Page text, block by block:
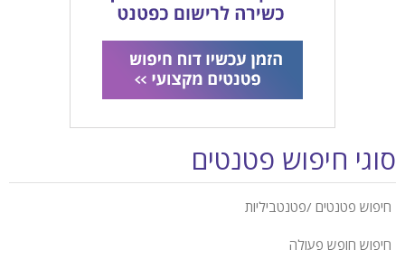
סוגי חיפוש פטנטים
חיפוש פטנטים /פטנטביליות
חיפוש חופש פעולה